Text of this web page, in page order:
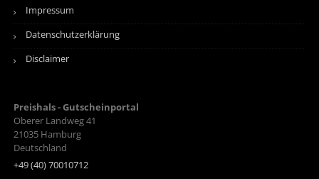
Impressum
Datenschutzerklärung
Disclaimer
Preishals - Gutscheinportal
Oberer Landweg 41
21035 Hamburg
Deutschland
+49 (40) 70010712